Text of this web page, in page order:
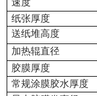
速度
纸张厚度
送纸堆高度
加热辊直径
胶膜厚度
常规涂膜胶水厚度